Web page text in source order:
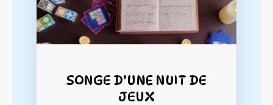
SONGE D’UNE NUIT DE
JEUX